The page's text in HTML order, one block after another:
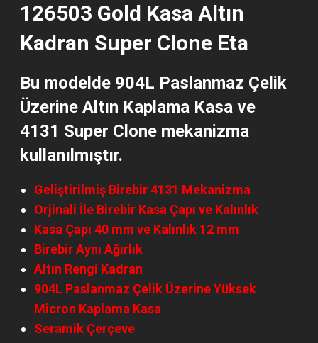
126503 Gold Kasa Altın
Kadran Super Clone Eta
Bu modelde 904L Paslanmaz Çelik
Üzerine Altın Kaplama Kasa ve
4131 Super Clone mekanizma
kullanılmıştır.
Geliştirilmiş Birebir 4131 Mekanizma
Orjinali İle Birebir Kasa Çapı ve Kalınlık
Kasa Çapı 40 mm ve Kalınlık 12 mm
Birebir Aynı Ağırlık
Altın Rengi Kadran
904L Paslanmaz Çelik Üzerine Yüksek
Micron Kaplama Kasa
Seramik Çerçeve